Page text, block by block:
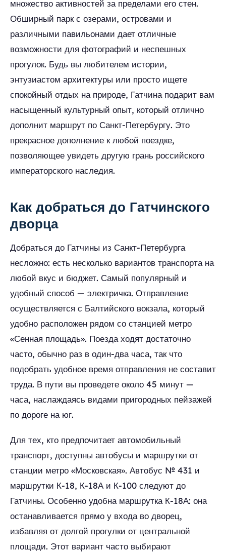
множество активностей за пределами его стен.
Обширный парк с озерами, островами и
различными павильонами дает отличные
возможности для фотографий и неспешных
прогулок. Будь вы любителем истории,
энтузиастом архитектуры или просто ищете
спокойный отдых на природе, Гатчина подарит вам
насыщенный культурный опыт, который отлично
дополнит маршрут по Санкт-Петербургу. Это
прекрасное дополнение к любой поездке,
позволяющее увидеть другую грань российского
императорского наследия.
Как добраться до Гатчинского
дворца
Добраться до Гатчины из Санкт-Петербурга
несложно: есть несколько вариантов транспорта на
любой вкус и бюджет. Самый популярный и
удобный способ — электричка. Отправление
осуществляется с Балтийского вокзала, который
удобно расположен рядом со станцией метро
«Сенная площадь». Поезда ходят достаточно
часто, обычно раз в один-два часа, так что
подобрать удобное время отправления не составит
труда. В пути вы проведете около 45 минут —
часа, наслаждаясь видами пригородных пейзажей
по дороге на юг.
Для тех, кто предпочитает автомобильный
транспорт, доступны автобусы и маршрутки от
станции метро «Московская». Автобус № 431 и
маршрутки К-18, К-18А и К-100 следуют до
Гатчины. Особенно удобна маршрутка К-18А: она
останавливается прямо у входа во дворец,
избавляя от долгой прогулки от центральной
площади. Этот вариант часто выбирают